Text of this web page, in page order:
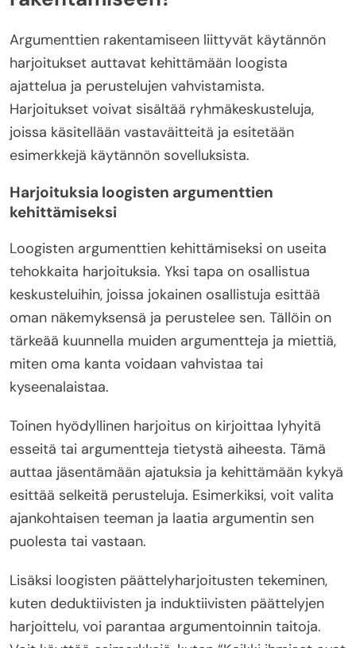
Argumenttien rakentamiseen liittyvät käytännön
harjoitukset auttavat kehittämään loogista
ajattelua ja perustelujen vahvistamista.
Harjoitukset voivat sisältää ryhmäkeskusteluja,
joissa käsitellään vastaväitteitä ja esitetään
esimerkkejä käytännön sovelluksista.
Harjoituksia loogisten argumenttien
kehittämiseksi
Loogisten argumenttien kehittämiseksi on useita
tehokkaita harjoituksia. Yksi tapa on osallistua
keskusteluihin, joissa jokainen osallistuja esittää
oman näkemyksensä ja perustelee sen. Tällöin on
tärkeää kuunnella muiden argumentteja ja miettiä,
miten oma kanta voidaan vahvistaa tai
kyseenalaistaa.
Toinen hyödyllinen harjoitus on kirjoittaa lyhyitä
esseitä tai argumentteja tietystä aiheesta. Tämä
auttaa jäsentämään ajatuksia ja kehittämään kykyä
esittää selkeitä perusteluja. Esimerkiksi, voit valita
ajankohtaisen teeman ja laatia argumentin sen
puolesta tai vastaan.
Lisäksi loogisten päättelyharjoitusten tekeminen,
kuten deduktiivisten ja induktiivisten päättelyjen
harjoittelu, voi parantaa argumentoinnin taitoja.